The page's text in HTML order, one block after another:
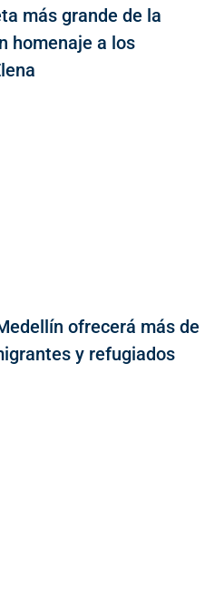
más grande de la
homenaje a los
ofrecerá más de
y refugiados